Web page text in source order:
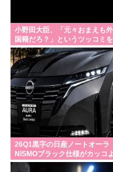
おっさんのハーフ
さんのすね毛なん
【大阪】80歳母親
職息子を逮捕 13～
で日常的に暴行」
日本『30℃』でも涼
長崎に乗り込んで
れ！中国と和解せよ
『食料自給率』の
る！」って、頭おか
小野田大臣、「元々おまえも外
国籍だろ？」というツッコミを
恐れ、海外メディアを全員出禁
に
26Q1黒字の日産ノートオーラ
NISMOブラック仕様がカッコよ
くてなんか悔しい